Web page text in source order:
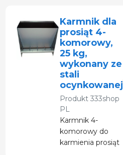
Karmnik dla
prosiąt 4-
komorowy,
25 kg,
wykonany ze
stali
ocynkowanej
Produkt 333shop
PL
Karmnik 4-
komorowy do
karmienia prosiąt